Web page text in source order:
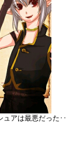
アは最悪だった･･